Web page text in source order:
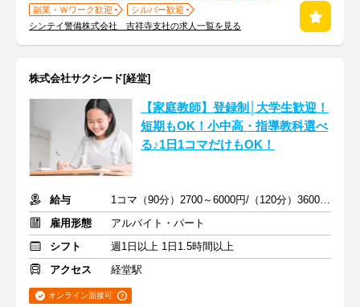
副業・Ｗワーク歓迎
シルバー歓迎
シンテイ警備株式会社 吉祥寺支社の求人一覧を見る
株式会社サクシード[経堂]
【家庭教師】登録制│大学生歓迎！
短期もOK！小中高・指導教科選べ
る♪1日1コマだけもOK！
給与
1コマ（90分）2700～6000円/（120分）3600～1万2000円 +交通費
雇用形態
アルバイト・パート
シフト
週1日以上 1日1.5時間以上
アクセス
経堂駅
オンライン面接可